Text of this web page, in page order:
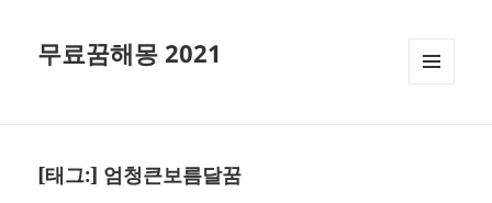
무료꿈해몽 2021
[태그:] 엄청큰보름달꿈